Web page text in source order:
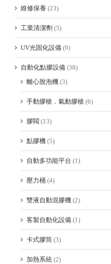
維修保養 (23)
工業清潔劑 (5)
UV光固化設備 (9)
自動化點膠設備 (38)
離心脫泡機 (3)
手動膠槍．氣動膠槍 (6)
膠閥 (13)
點膠機 (5)
自動多功能平台 (1)
壓力桶 (4)
雙液自動混膠機 (2)
客製自動化設備 (1)
卡式膠筒 (3)
加熱系統 (2)